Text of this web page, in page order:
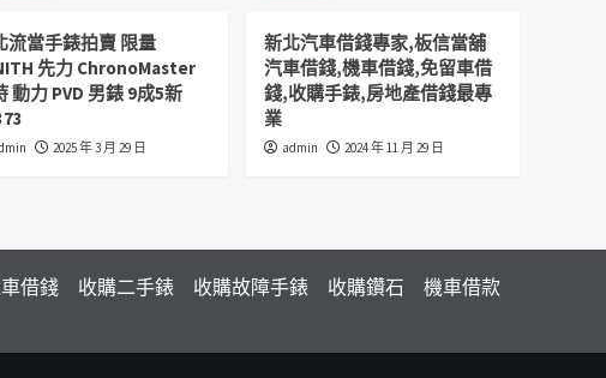
流當手錶拍賣 限量
先力 ChronoMaster
動力 PVD 男錶 9成5新
2025 年 3 月 29 日
新北汽車借錢專家,板信當舖
汽車借錢,機車借錢,免留車借
錢,收購手錶,房地產借錢最專
業
admin 2024 年 11 月 29 日
借錢 收購二手錶 收購故障手錶 收購鑽石
機車借款